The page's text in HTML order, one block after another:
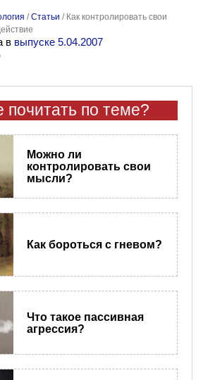
/Статьи / Как контролировать свои
в выпуске 5.04.2007
почитать по теме?
Можно ли
контролировать свои
мысли?
Как бороться с гневом?
Что такое пассивная
агрессия?